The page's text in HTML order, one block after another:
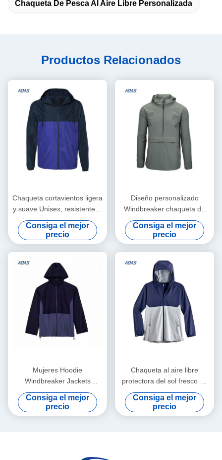
Chaqueta De Pesca Al Aire Libre Personalizada
Productos Relacionados
Chaqueta cortavientos ligera
y suave Unisex, resistente al
agua con capucha, chaqueta
cortavientos para
senderismo y pesca
Consiga el mejor
precio
Diseño personalizado
Windbreaker chaqueta de
lluvia Softshell impermeable
chaqueta de deportes al aire
libre para hombres
Consiga el mejor
precio
Mujeres Hoodie
Windbreaker Jackets
Custom Deportes Casual
Impermeable Breathable
Jacket Manufacturer
Consiga el mejor
precio
Chaqueta al aire libre
protectora del sol fresco de
encargo de la chaqueta de
la pesca del desgaste
Upf50+ de Unsex para
Consiga el mejor
precio